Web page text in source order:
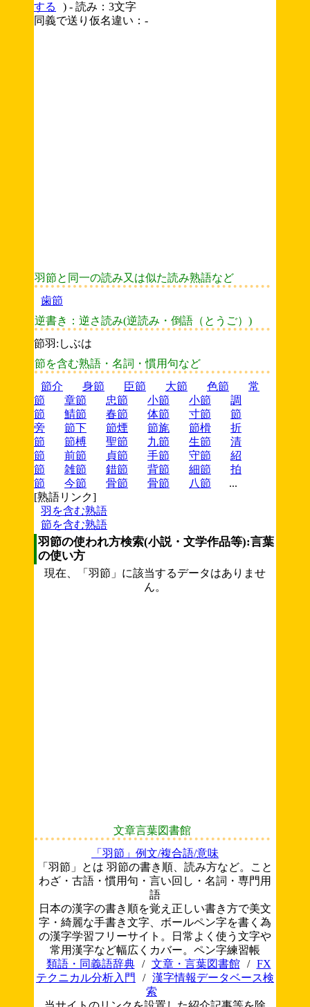
する
) - 読み：3文字
同義で送り仮名違い：-
羽節と同一の読み又は似た読み熟語など
歯節
逆書き：逆さ読み(逆読み・倒語（とうご）)
節羽:しぶは
節を含む熟語・名詞・慣用句など
節介
身節 臣節 大節 色節
常
節
章節 忠節 小節 小節
調
節
鯖節 春節 体節 寸節
節
旁
節下 節煙 節旄 節榾
折
節
節榑 聖節 九節 生節
清
節
前節 貞節 手節 守節
紹
節
雑節 錯節 背節 細節
拍
節
今節 骨節 骨節 八節
...
[熟語リンク]
羽を含む熟語
節を含む熟語
羽節の使われ方検索(小説・文学作品等):言葉
の使い方
現在、「羽節」に該当するデータはありませ
ん。
文章言葉図書館
「羽節」例文/複合語/意味
「羽節」とは 羽節の書き順、読み方など。こと
わざ・古語・慣用句・言い回し・名詞・専門用
語
日本の漢字の書き順を覚え正しい書き方で美文
字・綺麗な手書き文字、ボールペン字を書く為
の漢字学習フリーサイト。日常よく使う文字や
常用漢字など幅広くカバー。ペン字練習帳
類語・同義語辞典
/ 文章・言葉図書館 /
FX
テクニカル分析入門
/ 漢字情報データベース検
索